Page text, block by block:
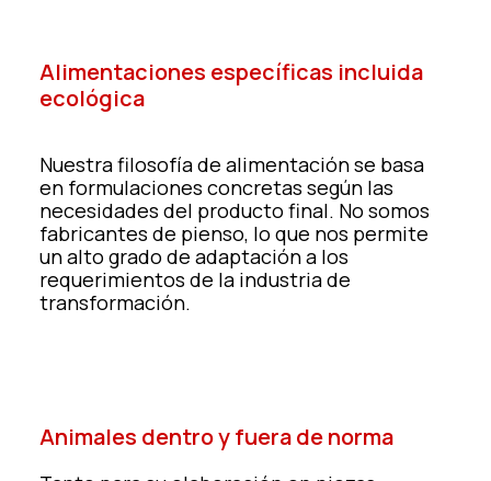
Alimentaciones específicas incluida
ecológica
Nuestra filosofía de alimentación se basa
en formulaciones concretas según las
necesidades del producto final. No somos
fabricantes de pienso, lo que nos permite
un alto grado de adaptación a los
requerimientos de la industria de
transformación.
Animales dentro y fuera de norma